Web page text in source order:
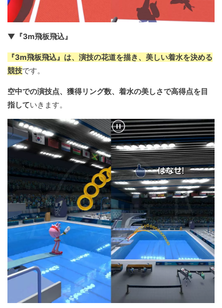
▼『3m飛板飛込』
『3m飛板飛込』は、演技の花道を描き、美しい着水を決める
競技です。
空中での演技点、獲得リング数、着水の美しさで高得点を目
指していきます。